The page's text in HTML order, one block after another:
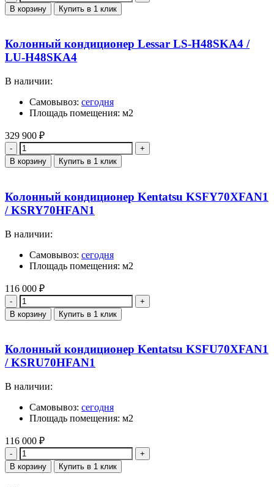
В корзину Купить в 1 клик
Колонный кондиционер Lessar LS-H48SKA4 /
LU-H48SKA4
В наличии:
Самовывоз: сегодня
Площадь помещения: м2
329 900 ₽
Количество
В корзину Купить в 1 клик
Колонный кондиционер Kentatsu KSFY70XFAN1
/ KSRY70HFAN1
В наличии:
Самовывоз: сегодня
Площадь помещения: м2
116 000 ₽
Количество
В корзину Купить в 1 клик
Колонный кондиционер Kentatsu KSFU70XFAN1
/ KSRU70HFAN1
В наличии:
Самовывоз: сегодня
Площадь помещения: м2
116 000 ₽
Количество
В корзину Купить в 1 клик